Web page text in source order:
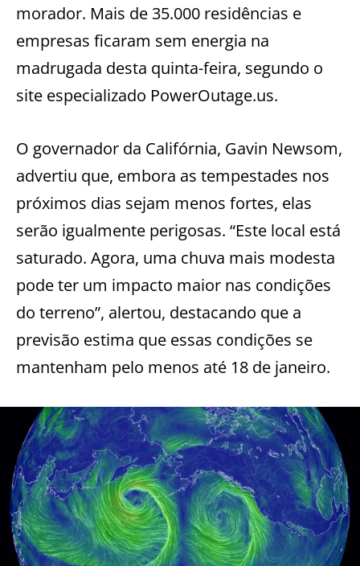
morador. Mais de 35.000 residências e
empresas ficaram sem energia na
madrugada desta quinta-feira, segundo o
site especializado PowerOutage.us.
O governador da Califórnia, Gavin Newsom,
advertiu que, embora as tempestades nos
próximos dias sejam menos fortes, elas
serão igualmente perigosas. “Este local está
saturado. Agora, uma chuva mais modesta
pode ter um impacto maior nas condições
do terreno”, alertou, destacando que a
previsão estima que essas condições se
mantenham pelo menos até 18 de janeiro.